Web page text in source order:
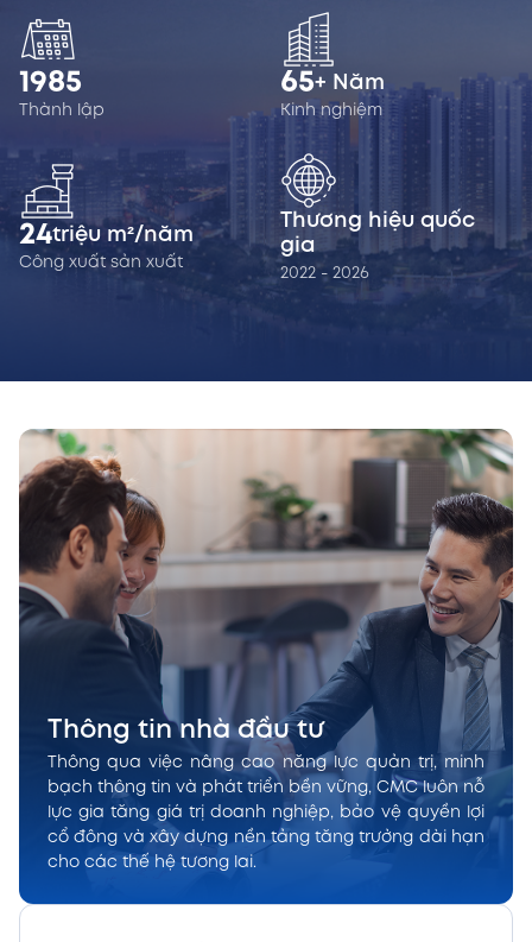
1985
Thành lập
65+ Năm
Kinh nghiệm
24triệu m²/năm
Công xuất sản xuất
Thương hiệu quốc
gia
2022 - 2026
Thông tin nhà đầu tư
Thông qua việc nâng cao năng lực quản trị, minh
bạch thông tin và phát triển bền vững, CMC luôn nỗ
lực gia tăng giá trị doanh nghiệp, bảo vệ quyền lợi
cổ đông và xây dựng nền tảng tăng trưởng dài hạn
cho các thế hệ tương lai.